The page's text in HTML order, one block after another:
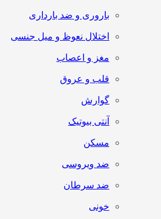
باروری و ضد بارداری
اختلال نعوظ و میل جنسی
مغز و اعصاب
قلب و عروق
گوارش
آنتی‌ بیوتیک
مسکن
ضد ویروسی
ضد سرطان
خونی